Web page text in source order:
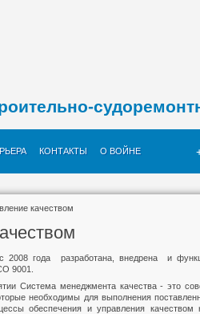
КОНТАКТЫ О ВОЙНЕ
качеством
года разработана, внедрена и
9001.
Система менеджмента качества - это
необходимы для выполнения
обеспечения и управления качеством